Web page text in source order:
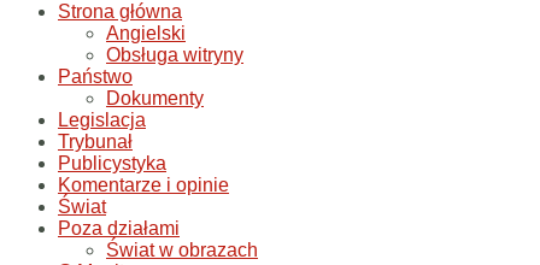
Strona główna
Angielski
Obsługa witryny
Państwo
Dokumenty
Legislacja
Trybunał
Publicystyka
Komentarze i opinie
Świat
Poza działami
Świat w obrazach